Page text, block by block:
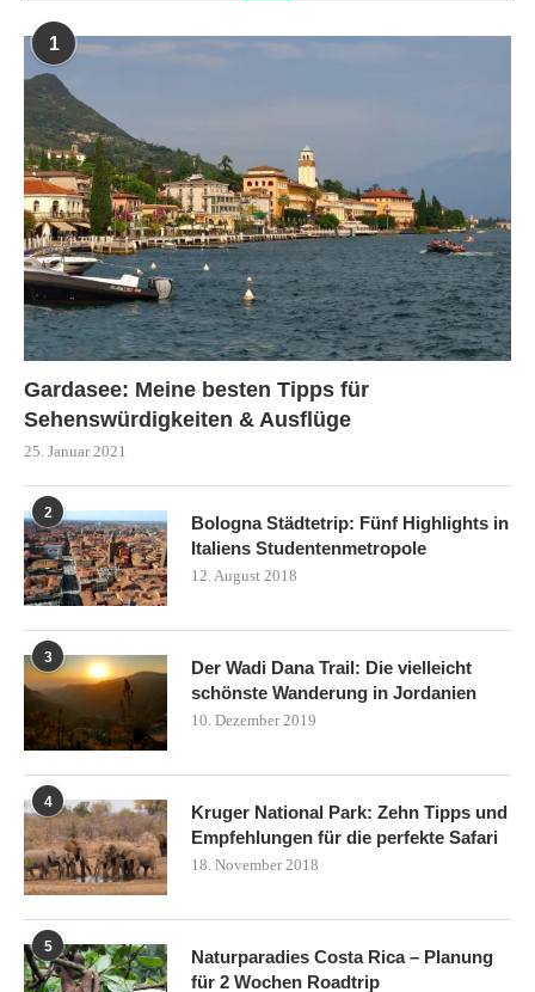
1
Gardasee: Meine besten Tipps für
Sehenswürdigkeiten & Ausflüge
25. Januar 2021
2
Bologna Städtetrip: Fünf Highlights in
Italiens Studentenmetropole
12. August 2018
3
Der Wadi Dana Trail: Die vielleicht
schönste Wanderung in Jordanien
10. Dezember 2019
4
Kruger National Park: Zehn Tipps und
Empfehlungen für die perfekte Safari
18. November 2018
5
Naturparadies Costa Rica – Planung
für 2 Wochen Roadtrip